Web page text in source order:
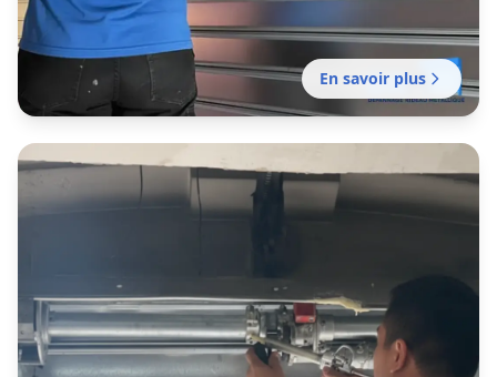
Dépannage rideau métallique
Mission d'urgence À toute heure pour tout
En savoir plus